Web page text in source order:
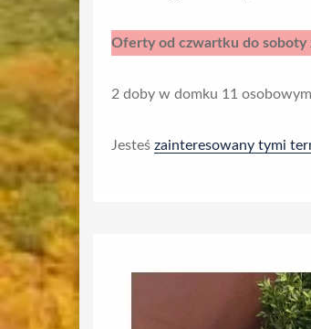
Oferty od czwartku do soboty
2 doby w domku 11
Jesteś zainteresowany tymi